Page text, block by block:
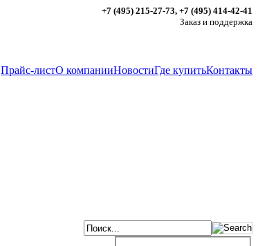
+7 (495) 215-27-73, +7 (495) 414-42-41
Заказ и поддержка
Прайс-листО компанииНовостиГде купитьКонтакты